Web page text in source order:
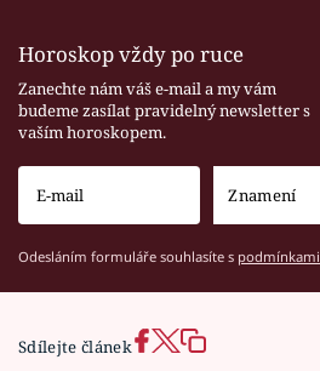
Horoskop vždy po ruce
Zanechte nám váš e-mail a my vám
budeme zasílat pravidelný newsletter s
vaším horoskopem.
Odesláním formuláře souhlasíte s
Sdílejte článek